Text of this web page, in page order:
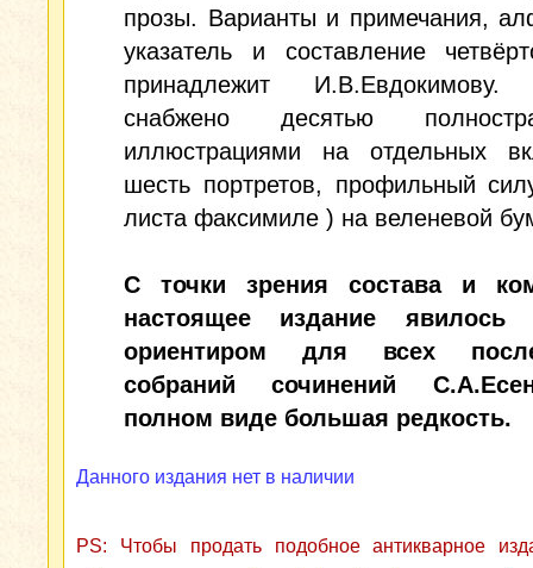
прозы. Варианты и примечания,
указатель и составление
принадлежит И.В.Евдокимову.
снабжено десятью
иллюстрациями на отдельных
шесть портретов, профильный
листа факсимиле ) на веленевой
С точки зрения состава и
настоящее издание явилось
ориентиром для всех
собраний сочинений
полном виде большая редкость.
Данного издания нет в наличии
PS: Чтобы продать подобное антикварное